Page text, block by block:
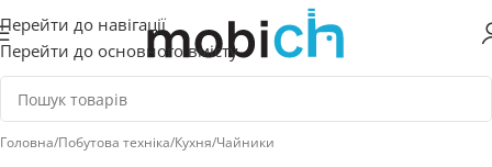
Перейти до навігації
Перейти до основного вмісту
Головна/Побутова техніка/Кухня/Чайники